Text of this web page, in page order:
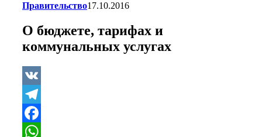
Правительство17.10.2016
О бюджете, тарифах и
коммунальных услугах
VK
Telegram
Facebook